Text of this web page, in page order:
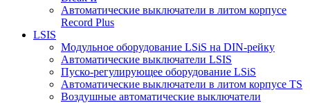
Автоматические выключатели в литом корпусе
Record Plus
LSIS
Модульное оборудование LSiS на DIN-рейку
Автоматические выключатели LSIS
Пуско-регулирующее оборудование LSiS
Автоматические выключатели в литом корпусе TS
Воздушные автоматические выключатели